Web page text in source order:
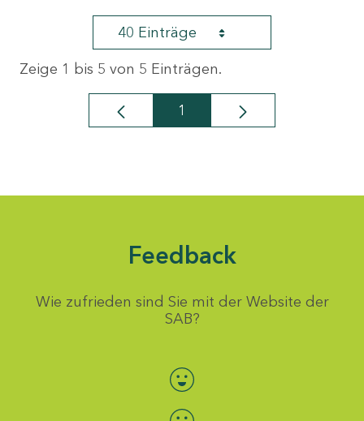
40 Einträge
Zeige 1 bis 5 von 5 Einträgen.
Seite
1
Feedback
Wie zufrieden sind Sie mit der Website der
SAB?
Bewertung auswählen